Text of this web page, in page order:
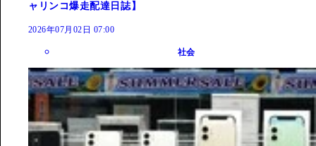
ャリンコ爆走配達日誌】
2026年07月02日 07:00
社会